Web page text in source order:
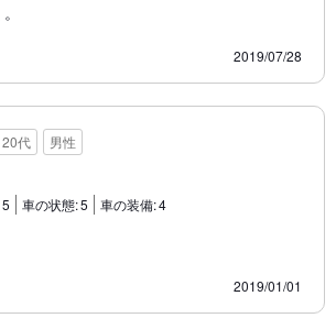
2019/07/28
代 男性
5 車の状態:5 車の装備:4
2019/01/01